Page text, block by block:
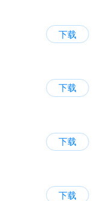
下载
下载
下载
下载